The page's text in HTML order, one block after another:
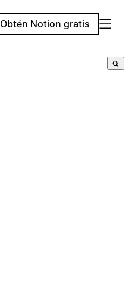
Obtén Notion gratis